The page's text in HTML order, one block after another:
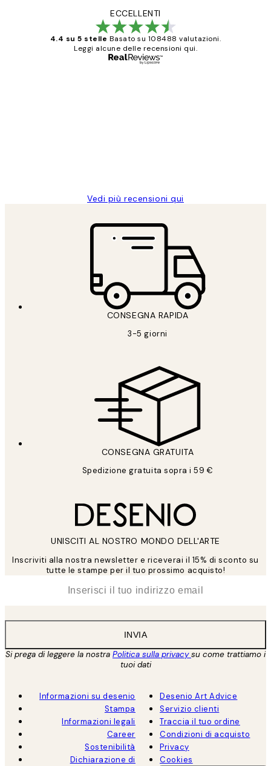
ECCELLENTI
4.4 su 5 stelle Basato su 108488 valutazioni.
Leggi alcune delle recensioni qui.
Vedi più recensioni qui
CONSEGNA RAPIDA
3-5 giorni
CONSEGNA GRATUITA
Spedizione gratuita sopra i 59 €
UNISCITI AL NOSTRO MONDO DELL'ARTE
Inscriviti alla nostra newsletter e riceverai il 15% di sconto su
tutte le stampe per il tuo prossimo acquisto!
INVIA
Si prega di leggere la nostra Politica sulla privacysu come trattiamo i
tuoi dati
Informazioni su desenio
Stampa
Informazioni legali
Career
Sostenibilità
Dichiarazione di
Desenio Art Advice
Servizio clienti
Traccia il tuo ordine
Condizioni di acquisto
Privacy
Cookies